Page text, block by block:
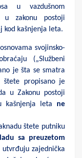
u vazdušnom
u zakonu postoji
kod kašnjenja leta.
svojinsko-
(„Službeni
je šta se smatra
štete propisano je
u Zakonu postoji
kašnjenja leta ne
štete putniku
sa preuzetom
zajednička